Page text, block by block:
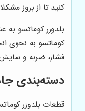
کنید تا از بروز
بلدوزر کوماتسو
کوماتسو به نحوی
فشار، ضربه و
دسته‌بندی
قطعات بلدوزر